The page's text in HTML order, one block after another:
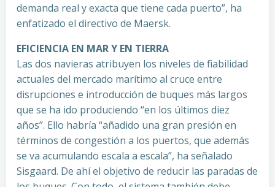
demanda real y exacta que tiene cada puerto”, ha
enfatizado el directivo de Maersk.
EFICIENCIA EN MAR Y EN TIERRA
Las dos navieras atribuyen los niveles de fiabilidad
actuales del mercado marítimo al cruce entre
disrupciones e introducción de buques más largos
que se ha ido produciendo “en los últimos diez
años”. Ello habría “añadido una gran presión en
términos de congestión a los puertos, que además
se va acumulando escala a escala”, ha señalado
Sisgaard. De ahí el objetivo de reducir las paradas de